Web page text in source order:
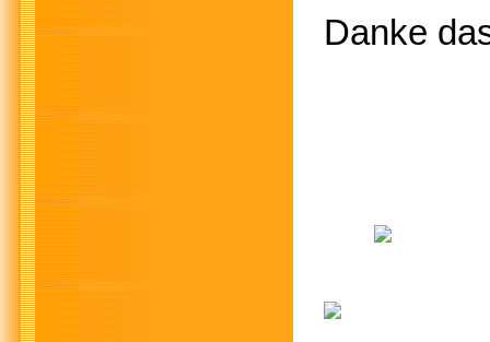
Danke